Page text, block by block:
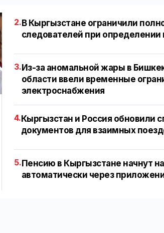
2. В Кыргызстане ограничили
следователей при определении
3.Из-за аномальной жары в
области ввели временные
электроснабжения
4.Кыргызстан и Россия обновили
документов для взаимных
5.Пенсию в Кыргызстане начнут
автоматически через